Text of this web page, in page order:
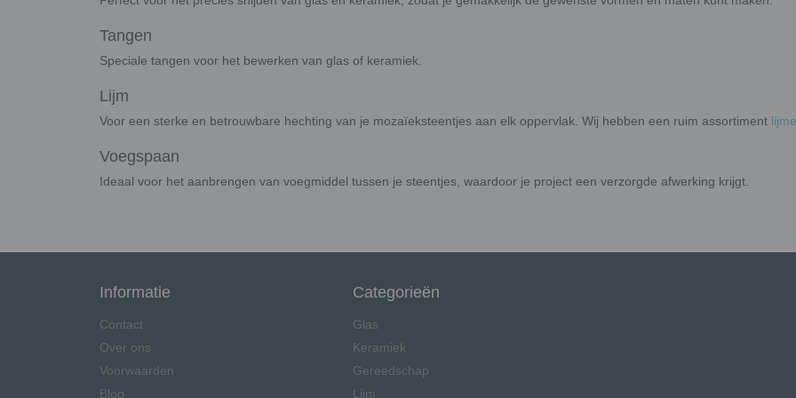
Tangen
Speciale tangen voor het bewerken van glas of keramiek.
Lijm
Voor een sterke en betrouwbare hechting van je mozaïeksteentjes aan elk oppervlak. Wij hebben een ruim assortiment
Voegspaan
Ideaal voor het aanbrengen van voegmiddel tussen je steentjes, waardoor je project een verzorgde afwerking krijgt.
Informatie
Contact
Over ons
Voorwaarden
Blog
Categorieën
Glas
Keramiek
Gereedschap
Lijm